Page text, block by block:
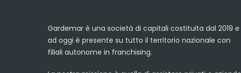
Gardemar è una società di capitali costituita dal 2019 e
ad oggi è presente su tutto il territorio nazionale con
filiali autonome in franchising.